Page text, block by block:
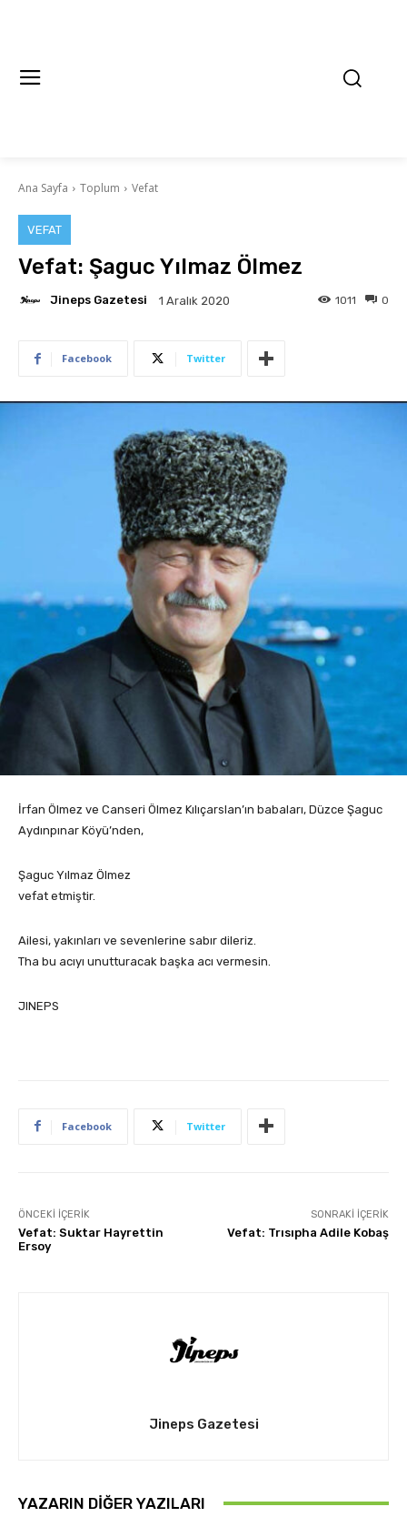
Ana Sayfa Toplum Vefat
VEFAT
Vefat: Şaguc Yılmaz Ölmez
Jineps Gazetesi 1 Aralık 2020 0
1011
Facebook Twitter
İrfan Ölmez ve Canseri Ölmez Kılıçarslan’ın babaları, Düzce Şaguc
Aydınpınar Köyü’nden,
Şaguc Yılmaz Ölmez
vefat etmiştir.
Ailesi, yakınları ve sevenlerine sabır dileriz.
Tha bu acıyı unutturacak başka acı vermesin.
JINEPS
Facebook Twitter
ÖNCEKI İÇERIK
Vefat: Suktar Hayrettin
Ersoy
SONRAKI İÇERIK
Vefat: Trısıpha Adile Kobaş
Jineps Gazetesi
YAZARIN DIĞER YAZILARI